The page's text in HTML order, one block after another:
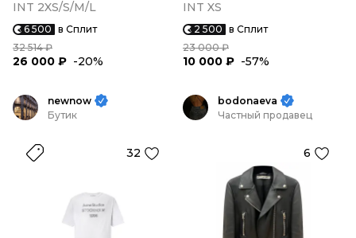
INT 2XS/S/M/L
6 500 в Сплит
32 514 ₽
26 000 ₽ -20%
INT XS
2 500 в Сплит
23 000 ₽
10 000 ₽ -57%
newnow
Бутик
32
bodonaeva
Частный продавец
6